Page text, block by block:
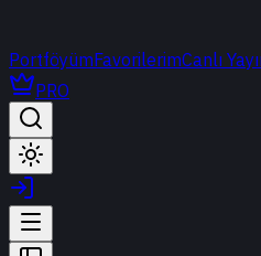
PortföyümFavorilerimCanlı
PRO